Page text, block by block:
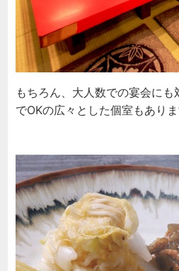
もちろん、大人数での宴会にも
でOKの広々とした個室もありま